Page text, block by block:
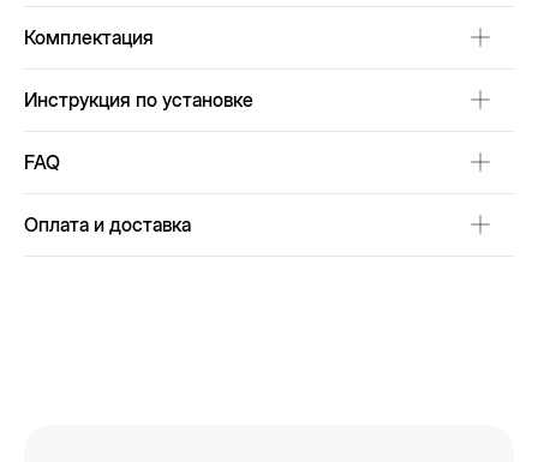
Комплектация
Инструкция по установке
FAQ
Оплата и доставка